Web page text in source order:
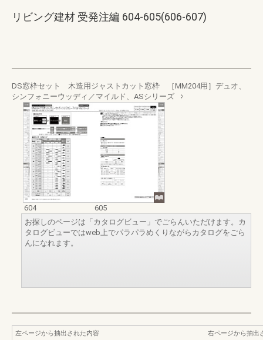
リビング建材 受発注編 604-605(606-607)
DS窓枠セット 木造用ジャストカット窓枠 ［MM204用］デュオ、
シンフォニーウッディ／マイルド、ASシリーズ
604
605
お探しのページは「カタログビュー」でごらんいただけます。カ
タログビューではweb上でパラパラめくりながらカタログをごら
んになれます。
左ページから抽出された内容
右ページから抽出